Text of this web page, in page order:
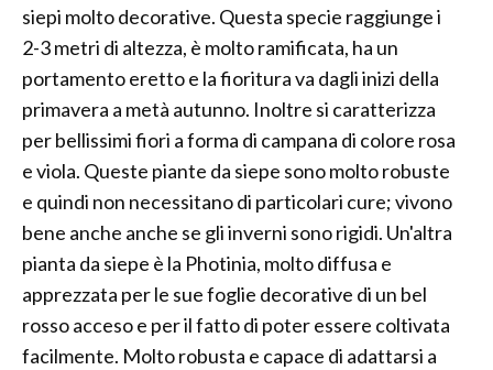
siepi molto decorative. Questa specie raggiunge i
2-3 metri di altezza, è molto ramificata, ha un
portamento eretto e la fioritura va dagli inizi della
primavera a metà autunno. Inoltre si caratterizza
per bellissimi fiori a forma di campana di colore rosa
e viola. Queste piante da siepe sono molto robuste
e quindi non necessitano di particolari cure; vivono
bene anche anche se gli inverni sono rigidi. Un'altra
pianta da siepe è la Photinia, molto diffusa e
apprezzata per le sue foglie decorative di un bel
rosso acceso e per il fatto di poter essere coltivata
facilmente. Molto robusta e capace di adattarsi a